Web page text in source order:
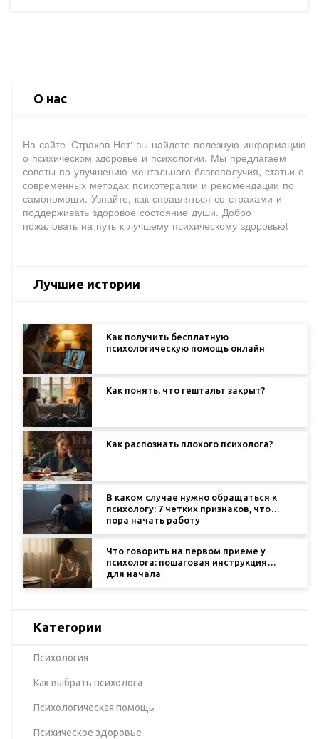
О нас
На сайте 'Страхов Нет' вы найдете полезную информацию
о психическом здоровье и психологии. Мы предлагаем
советы по улучшению ментального благополучия, статьи о
современных методах психотерапии и рекомендации по
самопомощи. Узнайте, как справляться со страхами и
поддерживать здоровое состояние души. Добро
пожаловать на путь к лучшему психическому здоровью!
Лучшие истории
Как получить бесплатную
психологическую помощь онлайн
Как понять, что гештальт закрыт?
Как распознать плохого психолога?
В каком случае нужно обращаться к
психологу: 7 четких признаков, что
пора начать работу
Что говорить на первом приеме у
психолога: пошаговая инструкция
для начала
Категории
Психология
Как выбрать психолога
Психологическая помощь
Психическое здоровье